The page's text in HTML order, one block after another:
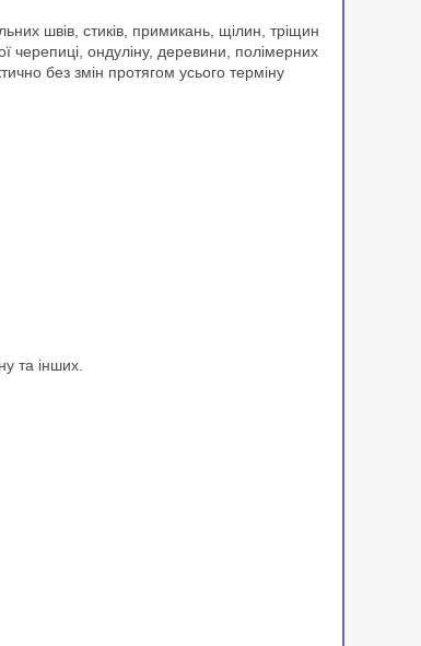
швів, стиків, примикань, щілин, тріщин
черепиці, ондуліну, деревини, полімерних
без змін протягом усього терміну
та інших.